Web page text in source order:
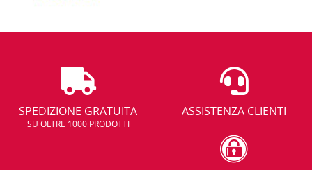
SPEDIZIONE GRATUITA
SU OLTRE 1000 PRODOTTI
ASSISTENZA CLIENTI